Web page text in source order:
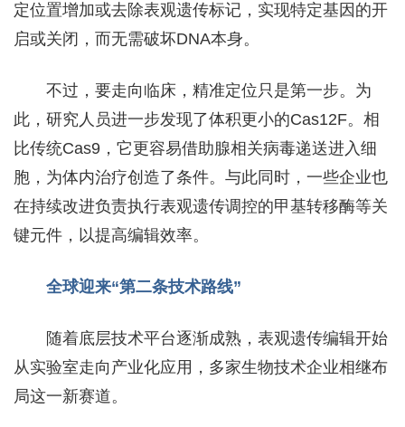
定位置增加或去除表观遗传标记，实现特定基因的开
启或关闭，而无需破坏DNA本身。
不过，要走向临床，精准定位只是第一步。为
此，研究人员进一步发现了体积更小的Cas12F。相
比传统Cas9，它更容易借助腺相关病毒递送进入细
胞，为体内治疗创造了条件。与此同时，一些企业也
在持续改进负责执行表观遗传调控的甲基转移酶等关
键元件，以提高编辑效率。
全球迎来“第二条技术路线”
随着底层技术平台逐渐成熟，表观遗传编辑开始
从实验室走向产业化应用，多家生物技术企业相继布
局这一新赛道。